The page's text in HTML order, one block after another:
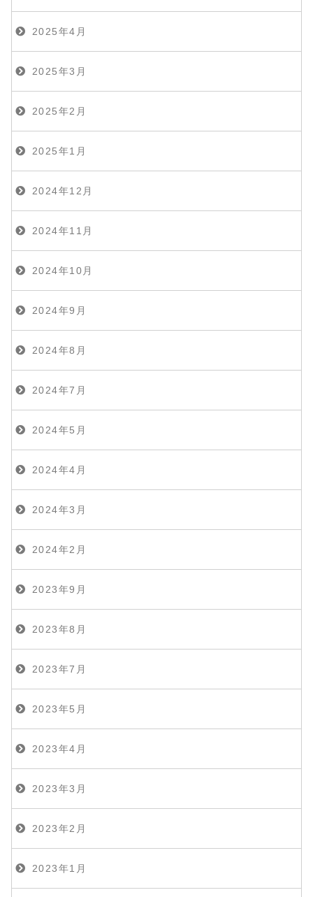
2025年4月
2025年3月
2025年2月
2025年1月
2024年12月
2024年11月
2024年10月
2024年9月
2024年8月
2024年7月
2024年5月
2024年4月
2024年3月
2024年2月
2023年9月
2023年8月
2023年7月
2023年5月
2023年4月
2023年3月
2023年2月
2023年1月